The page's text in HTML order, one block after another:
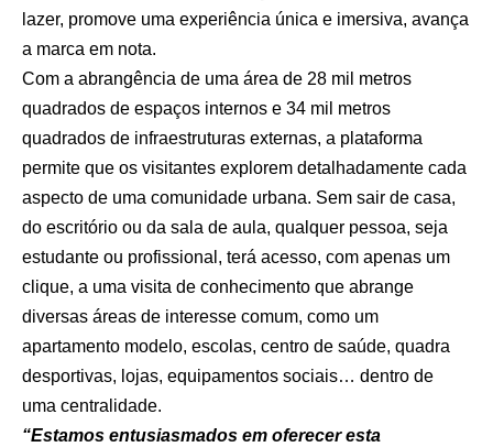
lazer, promove uma experiência única e imersiva, avança
a marca em nota.
Com a abrangência de uma área de 28 mil metros
quadrados de espaços internos e 34 mil metros
quadrados de infraestruturas externas, a plataforma
permite que os visitantes explorem detalhadamente cada
aspecto de uma comunidade urbana. Sem sair de casa,
do escritório ou da sala de aula, qualquer pessoa, seja
estudante ou profissional, terá acesso, com apenas um
clique, a uma visita de conhecimento que abrange
diversas áreas de interesse comum, como um
apartamento modelo, escolas, centro de saúde, quadra
desportivas, lojas, equipamentos sociais… dentro de
uma centralidade.
“Estamos entusiasmados em oferecer esta